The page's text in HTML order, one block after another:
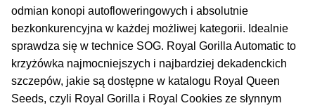
Informacje
Rozwiń
menu
Blog
Rozwiń
menu
GRATIS
odmian konopi autofloweringowych i absolutnie
bezkonkurencyjna w każdej możliwej kategorii. Idealnie
sprawdza się w technice SOG. Royal Gorilla Automatic to
krzyżówka najmocniejszych i najbardziej dekadenckich
szczepów, jakie są dostępne w katalogu Royal Queen
Seeds, czyli Royal Gorilla i Royal Cookies ze słynnym